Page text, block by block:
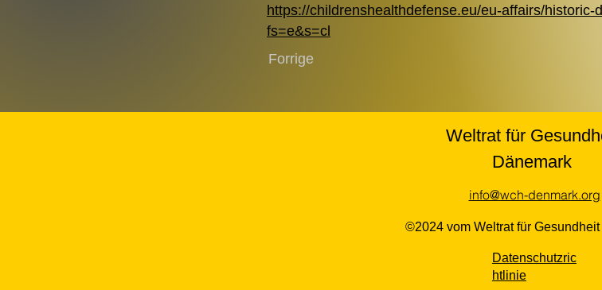
https://childrenshealthdefense.eu/eu-affairs/
fs=e&s=cl
Forrige
Weltrat für
Dänemark
info@wch-denmark.org
©2024 vom Weltrat für
Datenschutzric
htlinie